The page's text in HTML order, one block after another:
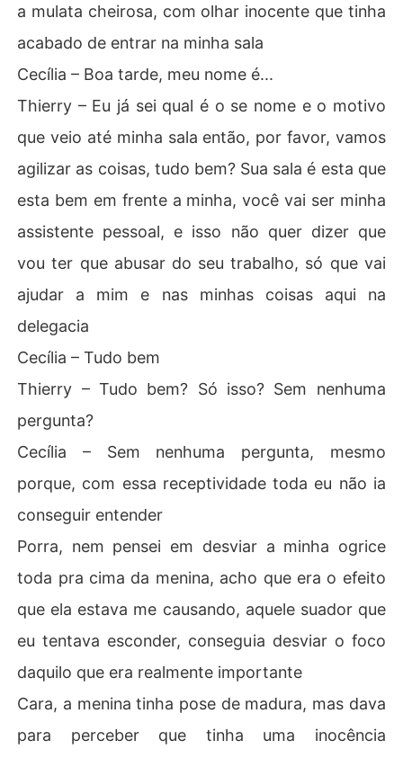
a mulata cheirosa, com olhar inocente que tinha
acabado de entrar na minha sala
Cecília – Boa tarde, meu nome é...
Thierry – Eu já sei qual é o se nome e o motivo
que veio até minha sala então, por favor, vamos
agilizar as coisas, tudo bem? Sua sala é esta que
esta bem em frente a minha, você vai ser minha
assistente pessoal, e isso não quer dizer que
vou ter que abusar do seu trabalho, só que vai
ajudar a mim e nas minhas coisas aqui na
delegacia
Cecília – Tudo bem
Thierry – Tudo bem? Só isso? Sem nenhuma
pergunta?
Cecília – Sem nenhuma pergunta, mesmo
porque, com essa receptividade toda eu não ia
conseguir entender
Porra, nem pensei em desviar a minha ogrice
toda pra cima da menina, acho que era o efeito
que ela estava me causando, aquele suador que
eu tentava esconder, conseguia desviar o foco
daquilo que era realmente importante
Cara, a menina tinha pose de madura, mas dava
para perceber que tinha uma inocência